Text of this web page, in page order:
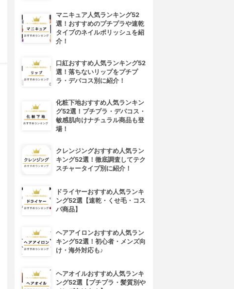
マニキュア人気ランキング52
選！おすすめのプチプラや速乾
タイプのネイルポリッシュを紹
介！
口紅おすすめ人気ランキング52
選！落ちないリップをプチプ
ラ・デパコス別に紹介！
化粧下地おすすめ人気ランキン
グ52選！プチプラ・デパコス・
敏感肌向けナチュラル商品も登
場！
クレンジングおすすめ人気ラン
キング52選！徹底調査してテク
スチャータイプ別に紹介！
ドライヤーおすすめ人気ランキ
ング52選【速乾・くせ毛・コス
パ商品】
ヘアアイロンおすすめ人気ラン
キング52選！初心者・メンズ向
け・海外対応も♪
ヘアオイルおすすめ人気ランキ
ング52選【プチプラ・髪質別や